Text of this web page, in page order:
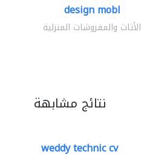
design mobl
الأثاث والمفروشات المنزلية
نتائج مشابهة
weddy technic cv